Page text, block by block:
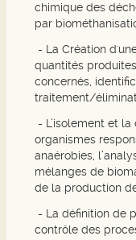
chimique des
par
- La Création
quantités
concernés,
traitement/
- L’isolement et
organismes
anaérobies,
mélanges de
de la production
- La définition de
contrôle des